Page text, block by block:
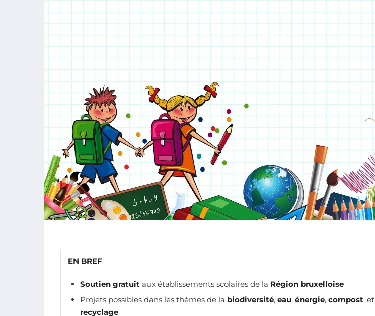
EN BREF
Soutien gratuit aux établissements scolaires de la Région bruxelloise
Projets possibles dans les thèmes de la biodiversité, eau, énergie, compost, et
recyclage